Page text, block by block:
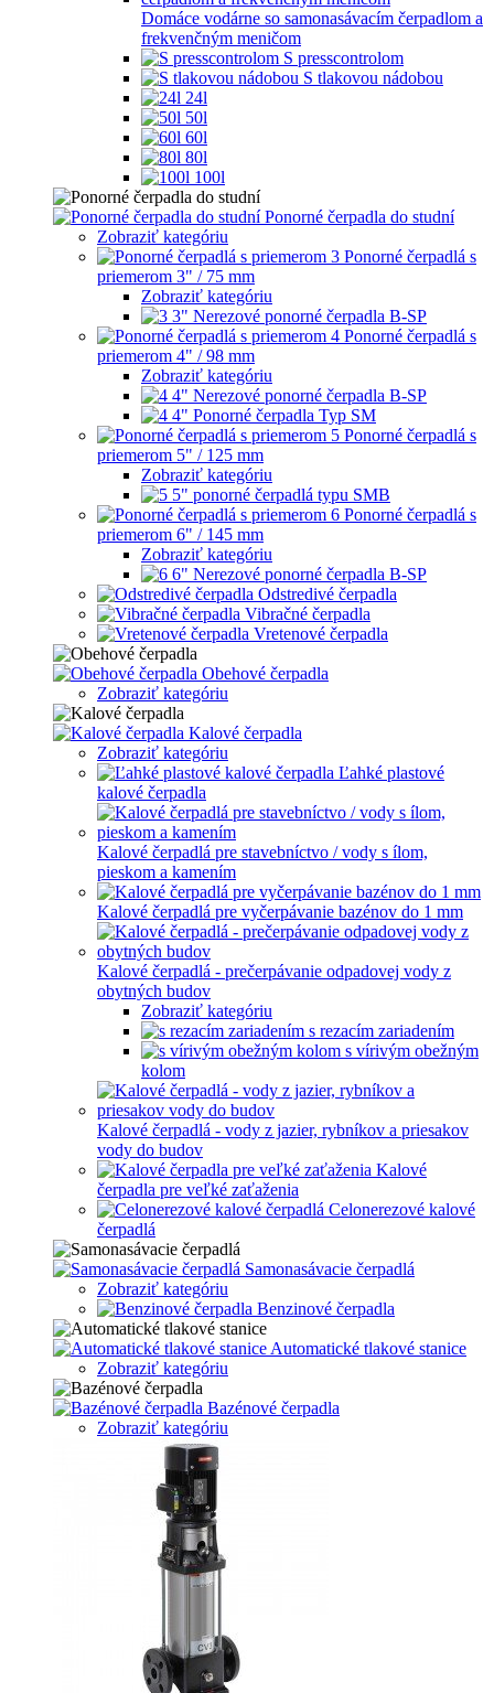
Domáce vodárne so samonasávacím čerpadlom a
frekvenčným meničom
S presscontrolom
S tlakovou nádobou
24l
50l
60l
80l
100l
Ponorné čerpadla do studní
Zobraziť kategóriu
Ponorné čerpadlá s
priemerom 3" / 75 mm
Zobraziť kategóriu
3" Nerezové ponorné čerpadla B-SP
Ponorné čerpadlá s
priemerom 4" / 98 mm
Zobraziť kategóriu
4" Nerezové ponorné čerpadla B-SP
4" Ponorné čerpadla Typ SM
Ponorné čerpadlá s
priemerom 5" / 125 mm
Zobraziť kategóriu
5" ponorné čerpadlá typu SMB
Ponorné čerpadlá s
priemerom 6" / 145 mm
Zobraziť kategóriu
6" Nerezové ponorné čerpadla B-SP
Odstredivé čerpadla
Vibračné čerpadla
Vretenové čerpadla
Obehové čerpadla
Zobraziť kategóriu
Kalové čerpadla
Zobraziť kategóriu
Ľahké plastové
kalové čerpadla
Kalové čerpadlá pre stavebníctvo / vody s ílom,
pieskom a kamením
Kalové čerpadlá pre vyčerpávanie bazénov do 1 mm
Kalové čerpadlá - prečerpávanie odpadovej vody z
obytných budov
Zobraziť kategóriu
s rezacím zariadením
s vírivým obežným
kolom
Kalové čerpadlá - vody z jazier, rybníkov a priesakov
vody do budov
Kalové
čerpadla pre veľké zaťaženia
Celonerezové kalové
čerpadlá
Samonasávacie čerpadlá
Zobraziť kategóriu
Benzinové čerpadla
Automatické tlakové stanice
Zobraziť kategóriu
Bazénové čerpadla
Zobraziť kategóriu